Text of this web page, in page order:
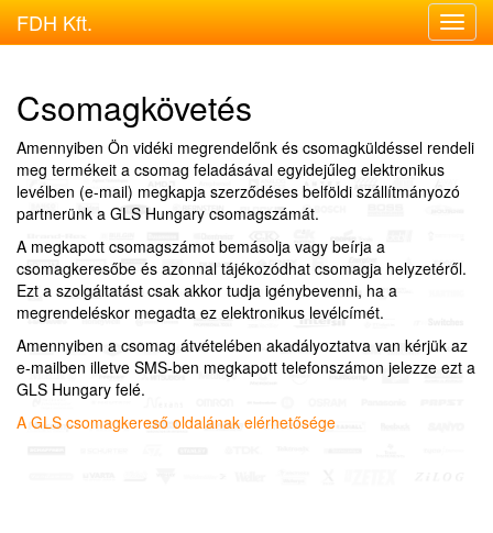
Menu
FDH Kft.
Csomagkövetés
Amennyiben Ön vidéki megrendelőnk és csomagküldéssel rendeli
meg termékeit a csomag feladásával egyidejűleg elektronikus
levélben (e-mail) megkapja szerződéses belföldi szállítmányozó
partnerünk a GLS Hungary csomagszámát.
A megkapott csomagszámot bemásolja vagy beírja a
csomagkeresőbe és azonnal tájékozódhat csomagja helyzetéről.
Ezt a szolgáltatást csak akkor tudja igénybevenni, ha a
megrendeléskor megadta ez elektronikus levélcímét.
Amennyiben a csomag átvételében akadályoztatva van kérjük az
e-mailben illetve SMS-ben megkapott telefonszámon jelezze ezt a
GLS Hungary felé.
A GLS csomagkereső oldalának elérhetősége